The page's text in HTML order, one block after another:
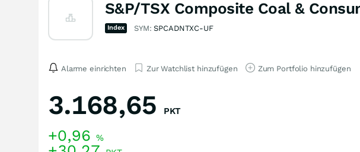
S&P/TSX Composite Coal &
Index SYM:SPCADNTXC-UF
Alarme einrichten Zur Watchlist hinzufügen Zum Portfolio hinzufügen
3.168,65 PKT
+0,96 %